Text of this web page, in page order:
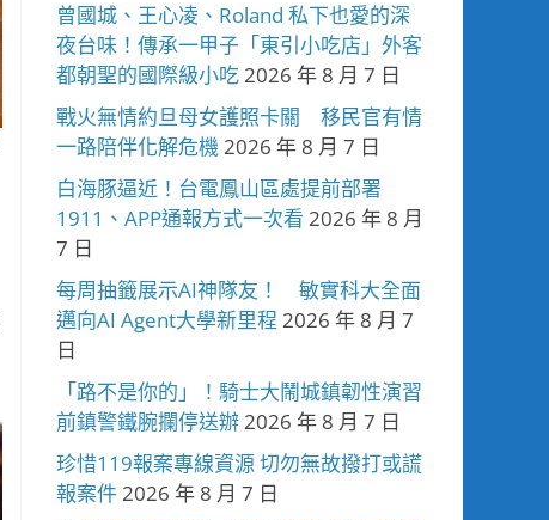
曾國城、王心凌、Roland 私下也愛的深
夜台味！傳承一甲子「東引小吃店」外客
都朝聖的國際級小吃2026 年 8 月 7 日
戰火無情約旦母女護照卡關 移民官有情
一路陪伴化解危機2026 年 8 月 7 日
白海豚逼近！台電鳳山區處提前部署
1911、APP通報方式一次看 2026 年 8 月
7 日
每周抽籤展示AI神隊友！ 敏實科大全面
邁向AI Agent大學新里程 2026 年 8 月 7
日
「路不是你的」！騎士大鬧城鎮韌性演習
前鎮警鐵腕攔停送辦2026 年 8 月 7 日
珍惜119報案專線資源 切勿無故撥打或謊
報案件2026 年 8 月 7 日